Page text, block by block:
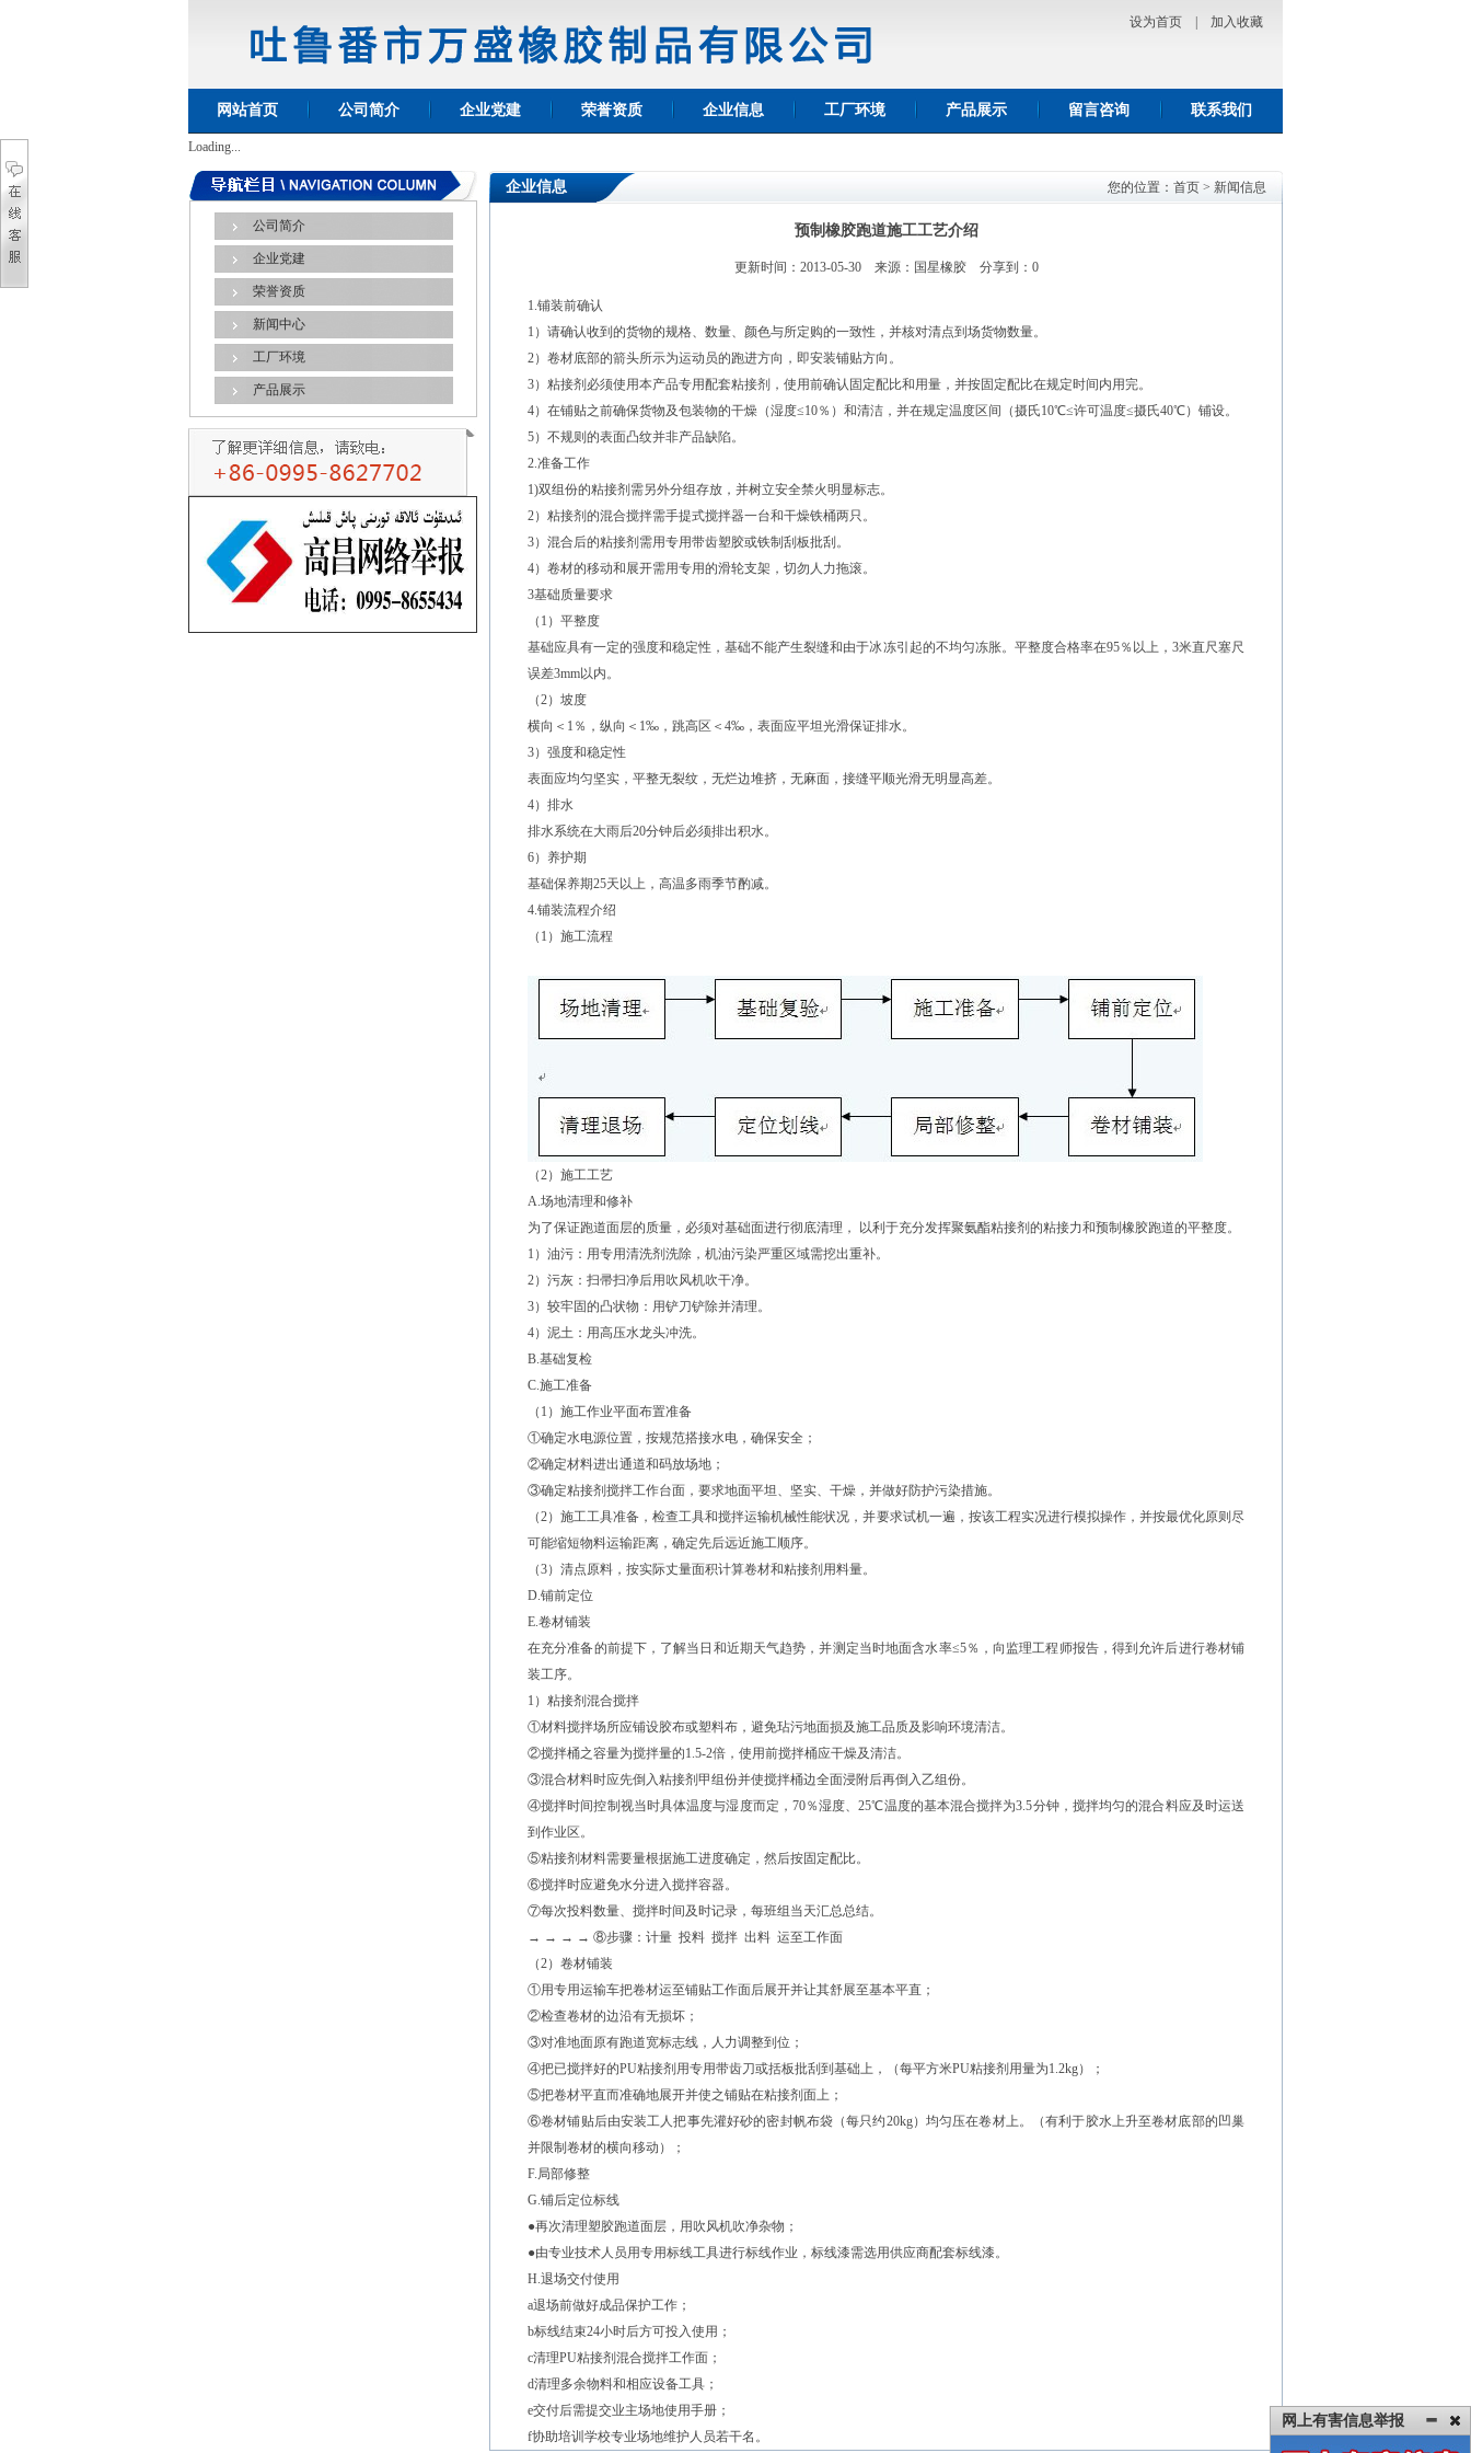
设为首页 加入收藏
网站首页 公司简介 企业党建 荣誉资质 企业信息 工厂环境 产品展示 留言咨询 联系我们
Loading...
公司简介
企业党建
荣誉资质
新闻中心
工厂环境
产品展示
企业信息 您的位置： 首页 > 新闻信息
预制橡胶跑道施工工艺介绍
更新时间：2013-05-30 来源：国星橡胶 分享到： 0
1.铺装前确认
1）请确认收到的货物的规格、数量、颜色与所定购的一致性，并核对清点到场货物数量。
2）卷材底部的箭头所示为运动员的跑进方向，即安装铺贴方向。
3）粘接剂必须使用本产品专用配套粘接剂，使用前确认固定配比和用量，并按固定配比在规定时间内用完。
4）在铺贴之前确保货物及包装物的干燥（湿度≤10％）和清洁，并在规定温度区间（摄氏10℃≤许可温度≤摄氏40℃）铺设。
5）不规则的表面凸纹并非产品缺陷。
2.准备工作
1)双组份的粘接剂需另外分组存放，并树立安全禁火明显标志。
2）粘接剂的混合搅拌需手提式搅拌器一台和干燥铁桶两只。
3）混合后的粘接剂需用专用带齿塑胶或铁制刮板批刮。
4）卷材的移动和展开需用专用的滑轮支架，切勿人力拖滚。
3基础质量要求
（1）平整度
基础应具有一定的强度和稳定性，基础不能产生裂缝和由于冰冻引起的不均匀冻胀。平整度合格率在95％以上，3米直尺塞尺
误差3mm以内。
（2）坡度
横向＜1％，纵向＜1‰，跳高区＜4‰，表面应平坦光滑保证排水。
3）强度和稳定性
表面应均匀坚实，平整无裂纹，无烂边堆挤，无麻面，接缝平顺光滑无明显高差。
4）排水
排水系统在大雨后20分钟后必须排出积水。
6）养护期
基础保养期25天以上，高温多雨季节酌减。
4.铺装流程介绍
（1）施工流程
（2）施工工艺
A.场地清理和修补
为了保证跑道面层的质量，必须对基础面进行彻底清理， 以利于充分发挥聚氨酯粘接剂的粘接力和预制橡胶跑道的平整度。
1）油污：用专用清洗剂洗除，机油污染严重区域需挖出重补。
2）污灰：扫帚扫净后用吹风机吹干净。
3）较牢固的凸状物：用铲刀铲除并清理。
4）泥土：用高压水龙头冲洗。
B.基础复检
C.施工准备
（1）施工作业平面布置准备
①确定水电源位置，按规范搭接水电，确保安全；
②确定材料进出通道和码放场地；
③确定粘接剂搅拌工作台面，要求地面平坦、坚实、干燥，并做好防护污染措施。
（2）施工工具准备，检查工具和搅拌运输机械性能状况，并要求试机一遍，按该工程实况进行模拟操作，并按最优化原则尽
可能缩短物料运输距离，确定先后远近施工顺序。
（3）清点原料，按实际丈量面积计算卷材和粘接剂用料量。
D.铺前定位
E.卷材铺装
在充分准备的前提下，了解当日和近期天气趋势，并测定当时地面含水率≤5％，向监理工程师报告，得到允许后进行卷材铺
装工序。
1）粘接剂混合搅拌
①材料搅拌场所应铺设胶布或塑料布，避免玷污地面损及施工品质及影响环境清洁。
②搅拌桶之容量为搅拌量的1.5-2倍，使用前搅拌桶应干燥及清洁。
③混合材料时应先倒入粘接剂甲组份并使搅拌桶边全面浸附后再倒入乙组份。
④搅拌时间控制视当时具体温度与湿度而定，70％湿度、25℃温度的基本混合搅拌为3.5分钟，搅拌均匀的混合料应及时运送
到作业区。
⑤粘接剂材料需要量根据施工进度确定，然后按固定配比。
⑥搅拌时应避免水分进入搅拌容器。
⑦每次投料数量、搅拌时间及时记录，每班组当天汇总总结。
→ → → → ⑧步骤：计量 投料 搅拌 出料 运至工作面
（2）卷材铺装
①用专用运输车把卷材运至铺贴工作面后展开并让其舒展至基本平直；
②检查卷材的边沿有无损坏；
③对准地面原有跑道宽标志线，人力调整到位；
④把已搅拌好的PU粘接剂用专用带齿刀或括板批刮到基础上，（每平方米PU粘接剂用量为1.2kg）；
⑤把卷材平直而准确地展开并使之铺贴在粘接剂面上；
⑥卷材铺贴后由安装工人把事先灌好砂的密封帆布袋（每只约20kg）均匀压在卷材上。（有利于胶水上升至卷材底部的凹巢
并限制卷材的横向移动）；
F.局部修整
G.铺后定位标线
●再次清理塑胶跑道面层，用吹风机吹净杂物；
●由专业技术人员用专用标线工具进行标线作业，标线漆需选用供应商配套标线漆。
H.退场交付使用
a退场前做好成品保护工作；
b标线结束24小时后方可投入使用；
c清理PU粘接剂混合搅拌工作面；
d清理多余物料和相应设备工具；
e交付后需提交业主场地使用手册；
f协助培训学校专业场地维护人员若干名。
网上有害信息举报